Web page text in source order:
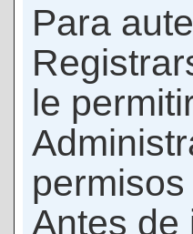
Para
le
Antes de